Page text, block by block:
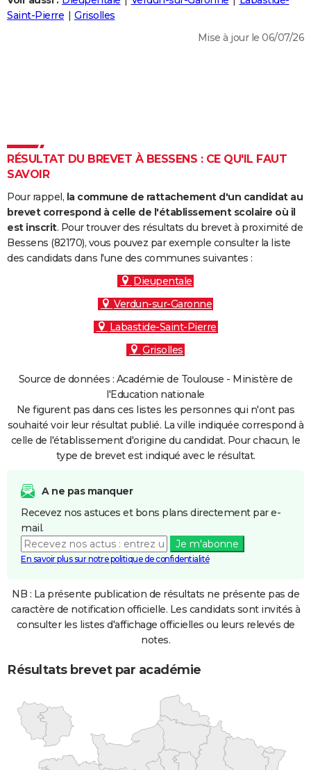
Destinations
City break
Voyage nature
Voyage de noces
Forum
Climat
+
PHOTO
Dictionnaire
Biographies
Citations
Expressions
Proverbes
PROGRAMME TV
S'inscrire
Se connecter
Lycées
Collèges
Primaires
Universités
Entreprises
Service militaire
Avis de recherche
AVIS DE DÉCÈS
FORUM
Saint-Pierre
Grisolles
Mise à jour le 06/07/26
RÉSULTAT DU BREVET À BESSENS : CE QU'IL FAUT
SAVOIR
Pour rappel, la commune de rattachement d'un candidat au
brevet correspond à celle de l'établissement scolaire où il
est inscrit. Pour trouver des résultats du brevet à proximité de
Bessens (82170), vous pouvez par exemple consulter la liste
des candidats dans l'une des communes suivantes :
Dieupentale
Verdun-sur-Garonne
Labastide-Saint-Pierre
Grisolles
Source de données : Académie de Toulouse - Ministère de
l'Education nationale
Ne figurent pas dans ces listes les personnes qui n'ont pas
souhaité voir leur résultat publié. La ville indiquée correspond à
celle de l'établissement d'origine du candidat. Pour chacun, le
type de brevet est indiqué avec le résultat.
A ne pas manquer
Recevez nos astuces et bons plans directement par e-
mail.
Je m'abonne
En savoir plus sur notre politique de confidentialité
NB : La présente publication de résultats ne présente pas de
caractère de notification officielle. Les candidats sont invités à
consulter les listes d'affichage officielles ou leurs relevés de
notes.
Résultats brevet par académie